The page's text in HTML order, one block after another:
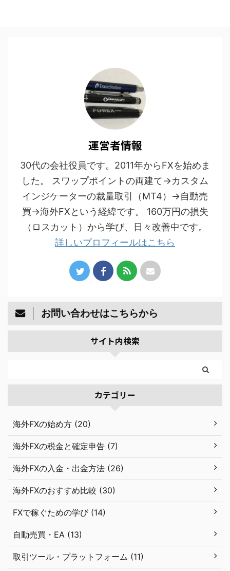
運営者情報
30代の会社役員です。2011年からFXを始めま
した。 スワップポイントの両建て→カスタム
インジケーターの裁量取引（MT4）→自動売
買→海外FXという経緯です。 160万円の損失
（ロスカット）から学び、日々改善中です。
詳しいプロフィールはこちら
お問い合わせはこちらから
サイト内検索
カテゴリー
海外FXの始め方 (20)
海外FXの税金と確定申告 (7)
海外FXの入金・出金方法 (26)
海外FXのおすすめ比較 (30)
FXで稼ぐための学び (14)
自動売買・EA (13)
取引ツール・プラットフォーム (11)